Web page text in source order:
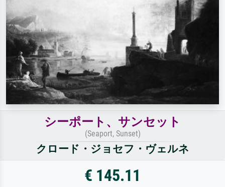
シーポート、サンセット
(Seaport, Sunset)
クロード・ジョセフ・ヴェルネ
€ 145.11